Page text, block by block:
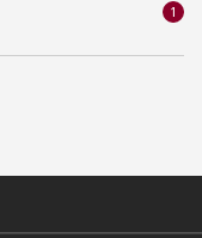
시기 바랍니다.
1